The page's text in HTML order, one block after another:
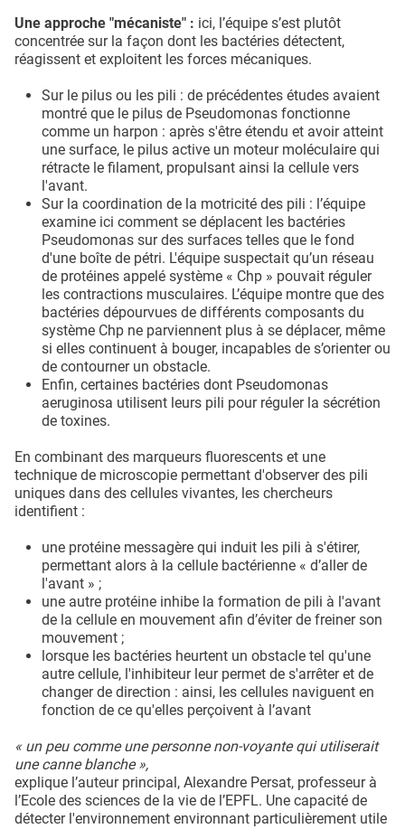
Une approche "mécaniste" : ici, l’équipe s’est plutôt
concentrée sur la façon dont les bactéries détectent,
réagissent et exploitent les forces mécaniques.
Sur le pilus ou les pili : de précédentes études avaient
montré que le pilus de Pseudomonas fonctionne
comme un harpon : après s'être étendu et avoir atteint
une surface, le pilus active un moteur moléculaire qui
rétracte le filament, propulsant ainsi la cellule vers
l'avant.
Sur la coordination de la motricité des pili : l’équipe
examine ici comment se déplacent les bactéries
Pseudomonas sur des surfaces telles que le fond
d'une boîte de pétri. L'équipe suspectait qu’un réseau
de protéines appelé système « Chp » pouvait réguler
les contractions musculaires. L’équipe montre que des
bactéries dépourvues de différents composants du
système Chp ne parviennent plus à se déplacer, même
si elles continuent à bouger, incapables de s’orienter ou
de contourner un obstacle.
Enfin, certaines bactéries dont Pseudomonas
aeruginosa utilisent leurs pili pour réguler la sécrétion
de toxines.
En combinant des marqueurs fluorescents et une
technique de microscopie permettant d'observer des pili
uniques dans des cellules vivantes, les chercheurs
identifient :
une protéine messagère qui induit les pili à s'étirer,
permettant alors à la cellule bactérienne « d’aller de
l'avant » ;
une autre protéine inhibe la formation de pili à l'avant
de la cellule en mouvement afin d’éviter de freiner son
mouvement ;
lorsque les bactéries heurtent un obstacle tel qu'une
autre cellule, l'inhibiteur leur permet de s'arrêter et de
changer de direction : ainsi, les cellules naviguent en
fonction de ce qu'elles perçoivent à l’avant
« un peu comme une personne non-voyante qui utiliserait
une canne blanche »,
explique l’auteur principal, Alexandre Persat, professeur à
l’Ecole des sciences de la vie de l’EPFL. Une capacité de
détecter l'environnement environnant particulièrement utile